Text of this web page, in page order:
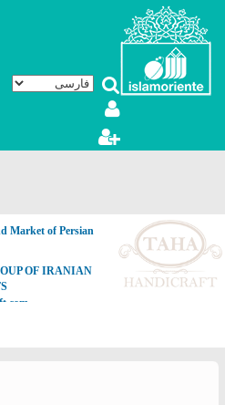
رفتن به محتوای اصلی
Market of Persian
OF IRANIAN